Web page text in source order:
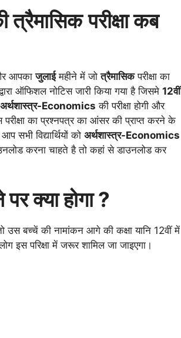
त्रैमासिक परीक्षा कब
और आपकाजुलाईमहीने में जोत्रैमासिकपरीक्षा का
ऑफिशल नोटिस जारी किया गया है जिसमे 12वीं
अर्थशास्त्र-Economics की परीक्षा होगी और
का प्रश्नपत्र का आंसर की प्राप्त करने के
सभी विद्यार्थियों को अर्थशास्त्र-Economics
करना चाहते है तो कहां से डाउनलोड कर
पर क्या होगा ?
उस बच्चें की नामांकन आगे की कक्षा यानि 12वीं में
इस परिक्षा में जरूर शामिल जा जाइएगा।